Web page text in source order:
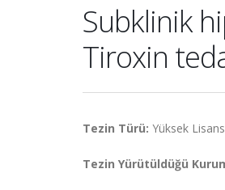
Subklinik
Tiroxin
Tezin Türü: Yüksek Lisans
Tezin Yürütüldüğü